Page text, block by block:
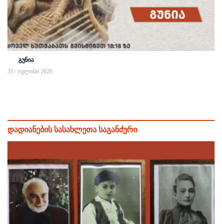
გუნია
31 / ივლისი 2026
დადიანების სასახლეთა საგანძური